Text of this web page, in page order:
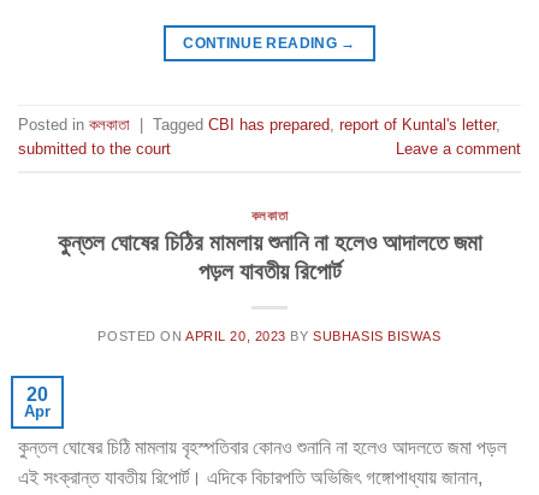
CONTINUE READING →
Posted in কলকাতা Tagged CBI has prepared report of Kuntal's letter,
submitted to the court
Leave a comment
কলকাতা
কুন্তল ঘোষের চিঠির মামলায় শুনানি না হলেও আদালতে জমা
পড়ল যাবতীয় রিপোর্ট
POSTED ONAPRIL 20, 2023 BYSUBHASIS BISWAS
20
Apr
কুন্তল ঘোষের চিঠি মামলায় বৃহস্পতিবার কোনও শুনানি না হলেও আদলতে জমা পড়ল
এই সংক্রান্ত যাবতীয় রিপোর্ট। এদিকে বিচারপতি অভিজিৎ গঙ্গোপাধ্যায় জানান,